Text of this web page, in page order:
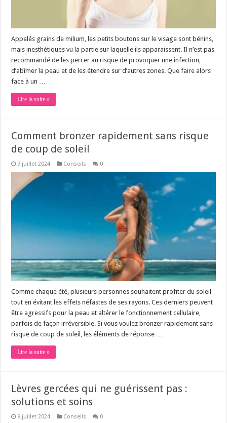
Appelés grains de milium, les petits boutons sur le visage sont bénins,
mais inesthétiques vu la partie sur laquelle ils apparaissent. Il n’est pas
recommandé de les percer au risque de provoquer une infection,
d’abîmer la peau et de les étendre sur d’autres zones. Que faire alors
face à un …
Lire la suite »
Comment bronzer rapidement sans risque
de coup de soleil
9 juillet 2024 Conseils 0
Comme chaque été, plusieurs personnes souhaitent profiter du soleil
tout en évitant les effets néfastes de ses rayons. Ces derniers peuvent
être agressifs pour la peau et altérer le fonctionnement cellulaire,
parfois de façon irréversible. Si vous voulez bronzer rapidement sans
risque de coup de soleil, les éléments de réponse …
Lire la suite »
Lèvres gercées qui ne guérissent pas :
solutions et soins
9 juillet 2024 Conseils 0